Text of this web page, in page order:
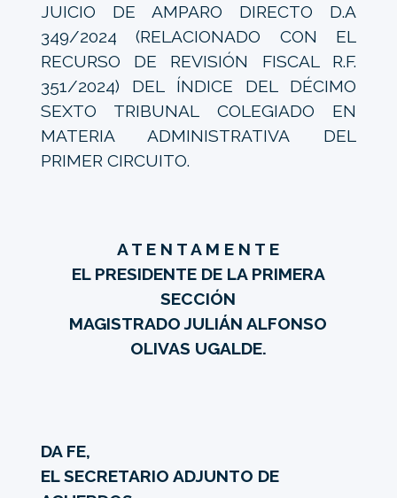
JUICIO DE AMPARO DIRECTO D.A
349/2024 (RELACIONADO CON EL
RECURSO DE REVISIÓN FISCAL R.F.
351/2024) DEL ÍNDICE DEL DÉCIMO
SEXTO TRIBUNAL COLEGIADO EN
MATERIA ADMINISTRATIVA DEL
PRIMER CIRCUITO.
A T E N T A M E N T E
EL PRESIDENTE DE LA PRIMERA
SECCIÓN
MAGISTRADO JULIÁN ALFONSO
OLIVAS UGALDE.
DA FE,
EL SECRETARIO ADJUNTO DE